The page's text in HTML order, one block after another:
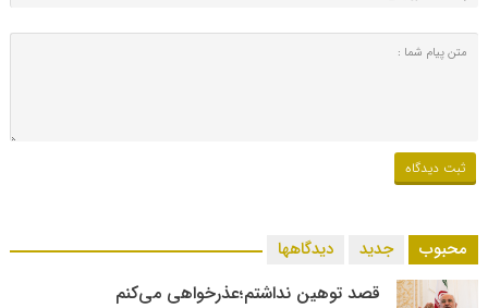
محبوب جدید دیدگاهها
قصد توهین نداشتم؛عذرخواهی می‌کنم